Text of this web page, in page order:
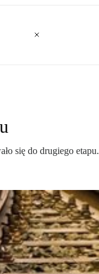
się do drugiego etapu.